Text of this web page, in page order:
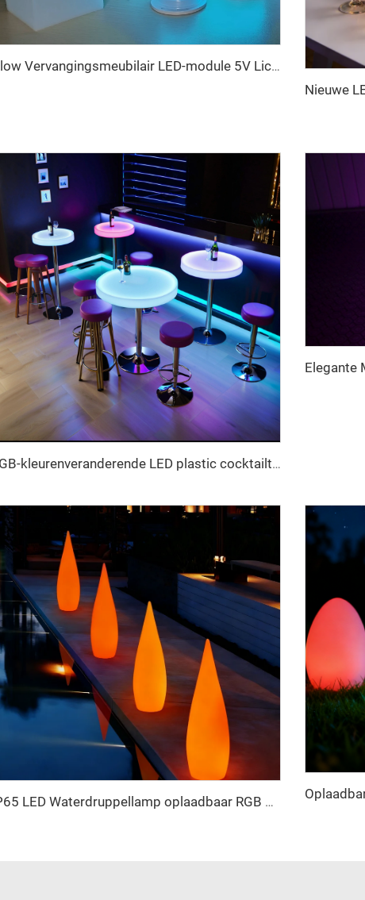
Glow Vervangingsmeubilair LED-module 5V Lichtbron LED Oplaadbare RGB-verlichting voor Thuisdecoratie
RGB-kleurenveranderende LED plastic cocktailtafel met ledverlichting voor thuis, restaurant, feest, eethoek, woonkamer, evenementenmeubilair
IP65 LED Waterdruppellamp oplaadbaar RGB 16 kleuren met afstandsbediening Tuin Vloerlamp